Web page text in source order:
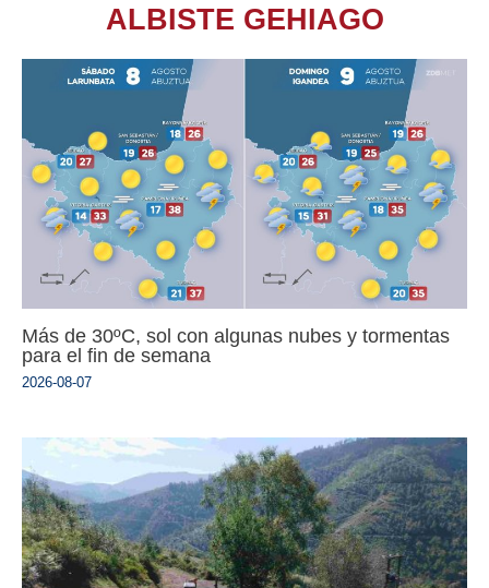
ALBISTE GEHIAGO
Más de 30ºC, sol con algunas nubes y tormentas
para el fin de semana
2026-08-07